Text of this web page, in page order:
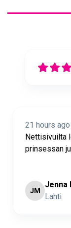
21 hours ago
Nettisivuilta
prinsessan
JM
Jenna
Lahti